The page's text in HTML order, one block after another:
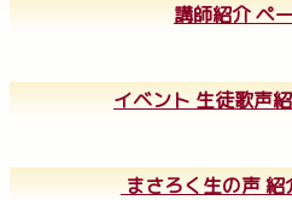
講師紹介 ペ
イベント 生徒歌声
まさろく生の声